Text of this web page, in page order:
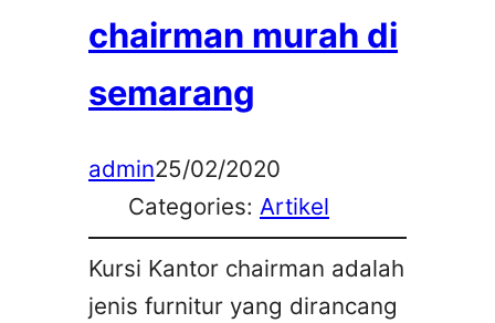
chairman murah di
semarang
admin25/02/2020
Categories: Artikel
Kursi Kantor chairman adalah
jenis furnitur yang dirancang